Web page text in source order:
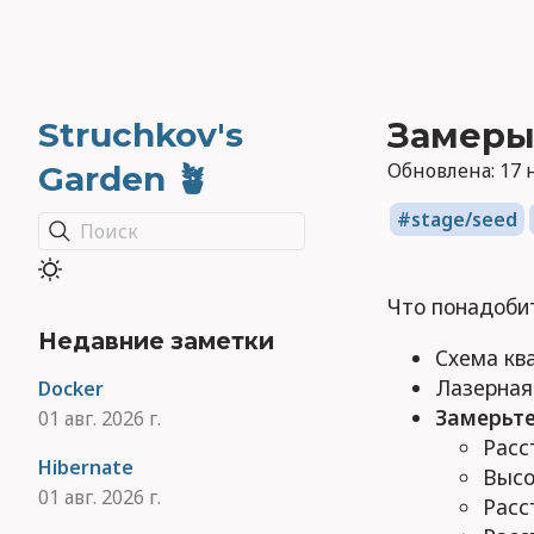
Struchkov's
Garden 🪴
Поиск
Недавние заметки
Docker
01 авг. 2026 г.
Hibernate
01 авг. 2026 г.
Обновлена: 17
stage/seed
Что
Схема